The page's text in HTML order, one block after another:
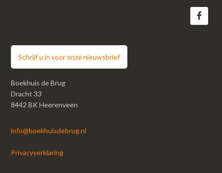
Schrijf u in voor onze nieuwsbrief
Boekhuis de Brug
Dracht 33
8442 BK Heerenveen
info@boekhuisdebrug.nl
Privacyverklaring